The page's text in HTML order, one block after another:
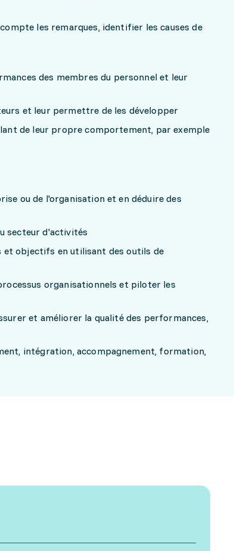
les remarques, identifier les causes de
des membres du personnel et leur
et leur permettre de les développer
de leur propre comportement, par exemple
ou de l'organisation et en déduire des
secteur d'activités
et objectifs en utilisant des outils de
organisationnels et piloter les
et améliorer la qualité des performances,
intégration, accompagnement, formation,